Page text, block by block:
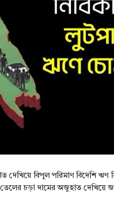
দেখিয়ে বিপুল পরিমাণ বিদেশি
চড়া দামের অজুহাত দেখিয়ে